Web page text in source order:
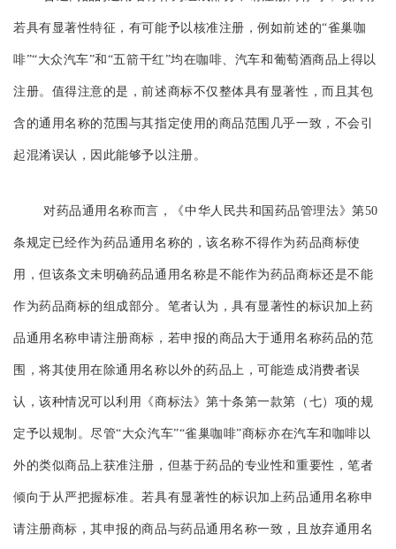
若具有显著性特征，有可能予以核准注册，例如前述的“雀巢咖
啡”“大众汽车”和“五箭干红”均在咖啡、汽车和葡萄酒商品上得以
注册。值得注意的是，前述商标不仅整体具有显著性，而且其包
含的通用名称的范围与其指定使用的商品范围几乎一致，不会引
起混淆误认，因此能够予以注册。
对药品通用名称而言，《中华人民共和国药品管理法》第50
条规定已经作为药品通用名称的，该名称不得作为药品商标使
用，但该条文未明确药品通用名称是不能作为药品商标还是不能
作为药品商标的组成部分。笔者认为，具有显著性的标识加上药
品通用名称申请注册商标，若申报的商品大于通用名称药品的范
围，将其使用在除通用名称以外的药品上，可能造成消费者误
认，该种情况可以利用《商标法》第十条第一款第（七）项的规
定予以规制。尽管“大众汽车”“雀巢咖啡”商标亦在汽车和咖啡以
外的类似商品上获准注册，但基于药品的专业性和重要性，笔者
倾向于从严把握标准。若具有显著性的标识加上药品通用名称申
请注册商标，其申报的商品与药品通用名称一致，且放弃通用名